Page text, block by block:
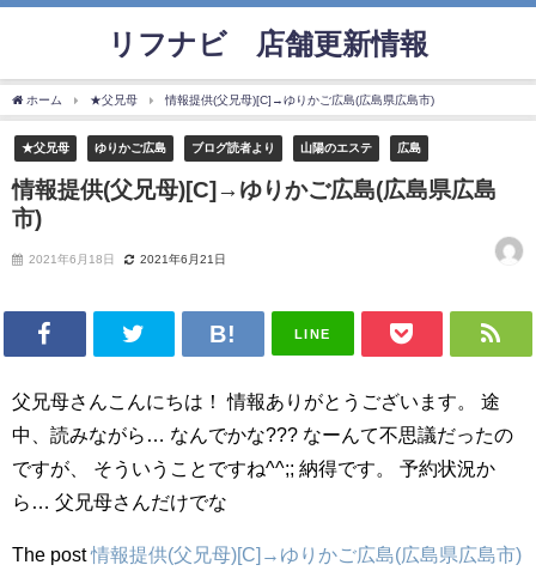
リフナビ®店舗更新情報
ホーム ★父兄母 情報提供(父兄母)[C]→ゆりかご広島(広島県広島市)
★父兄母 ゆりかご広島 ブログ読者より 山陽のエステ 広島
情報提供(父兄母)[C]→ゆりかご広島(広島県広島
市)
2021年6月18日 2021年6月21日
LINE
父兄母さんこんにちは！ 情報ありがとうございます。 途
中、読みながら… なんでかな??? なーんて不思議だったの
ですが、 そういうことですね^^;; 納得です。 予約状況か
ら… 父兄母さんだけでな
The post情報提供(父兄母)[C]→ゆりかご広島(広島県広島市)